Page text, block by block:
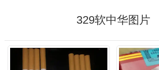
329软中华图片